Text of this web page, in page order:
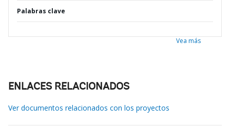
Palabras clave
Vea más
ENLACES RELACIONADOS
Ver documentos relacionados con los proyectos